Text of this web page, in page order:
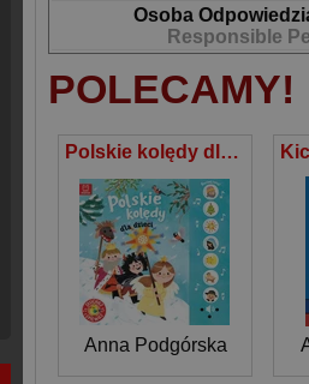
Osoba
Responsible
POLECAMY!
Polskie kolędy dla dzieci. Słuchaj i śpiewaj
Anna Podgórska